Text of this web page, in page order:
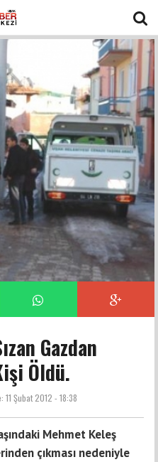
Gazdan
Öldü.
11 Şubat 2012 - 18:38
Mehmet Keleş
çıkması nedeniyle